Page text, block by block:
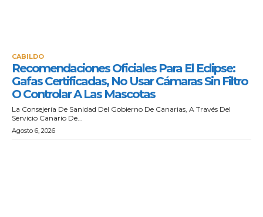
CABILDO
Recomendaciones Oficiales Para El Eclipse:
Gafas Certificadas, No Usar Cámaras Sin Filtro
O Controlar A Las Mascotas
La Consejería De Sanidad Del Gobierno De Canarias, A Través Del
Servicio Canario De...
Agosto 6, 2026